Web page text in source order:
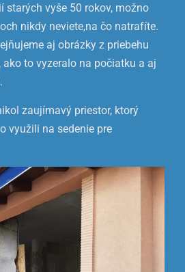
starých vyše 50 rokov, možno
nikdy neviete,na čo natrafíte.
aj obrázky z priebehu
ako to vyzeralo na počiatku a aj
zaujímavý priestor, ktorý
využili na sedenie pre